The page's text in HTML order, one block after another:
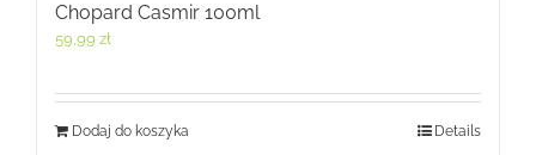
Chopard Casmir 100ml
59,99 zł
Dodaj do koszyka Details